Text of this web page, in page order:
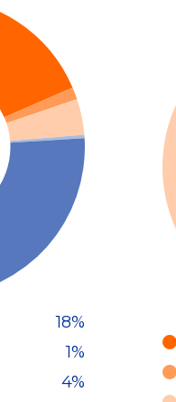
18%
1%
4%